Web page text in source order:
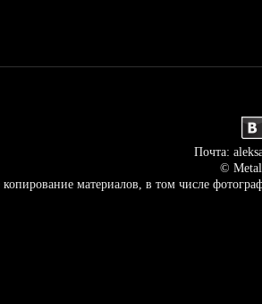
Почта:
©
материалов, в том числе